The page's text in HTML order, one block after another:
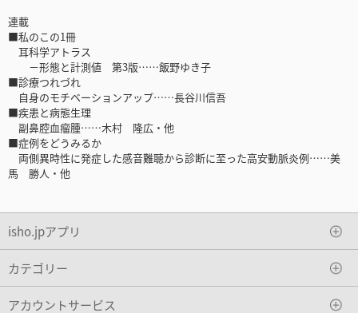
連載
■私のこの1冊
耳科学アトラス
－形態と計測値 第3版……飯野ゆき子
■診療つれづれ
自身のモチベーションアップ……長谷川信吾
■疾患と病態生理
副鼻腔血瘤腫……木村 隆広・他
■症例をどうみるか
両側異時性に発症した感音難聴から診断に至った高安動脈炎例……美
馬 勝人・他
isho.jpアプリ
カテゴリー
アカウントサービス